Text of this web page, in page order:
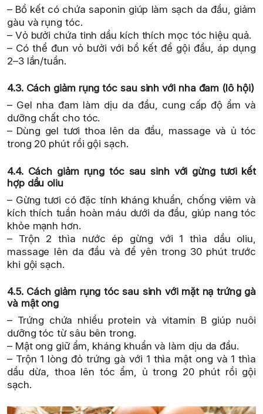
– Bồ kết có chứa saponin giúp làm sạch da đầu, giảm
gàu và rụng tóc.
– Vỏ bưởi chứa tinh dầu kích thích mọc tóc hiệu quả.
– Có thể đun vỏ bưởi với bồ kết để gội đầu, áp dụng
2–3 lần/tuần.
4.3. Cách giảm rụng tóc sau sinh với nha đam (lô hội)
– Gel nha đam làm dịu da đầu, cung cấp độ ẩm và
dưỡng chất cho tóc.
– Dùng gel tươi thoa lên da đầu, massage và ủ tóc
trong 20 phút rồi gội sạch.
4.4. Cách giảm rụng tóc sau sinh với gừng tươi kết
hợp dầu oliu
– Gừng tươi có đặc tính kháng khuẩn, chống viêm và
kích thích tuần hoàn máu dưới da đầu, giúp nang tóc
khỏe mạnh hơn.
– Trộn 2 thìa nước ép gừng với 1 thìa dầu oliu,
massage lên da đầu và để yên trong 30 phút trước
khi gội sạch.
4.5. Cách giảm rụng tóc sau sinh với mặt nạ trứng gà
và mật ong
– Trứng chứa nhiều protein và vitamin B giúp nuôi
dưỡng tóc từ sâu bên trong.
– Mật ong giữ ẩm, kháng khuẩn và làm dịu da đầu.
– Trộn 1 lòng đỏ trứng gà với 1 thìa mật ong và 1 thìa
dầu dừa, thoa lên tóc ẩm, ủ trong 20 phút rồi gội
sạch.